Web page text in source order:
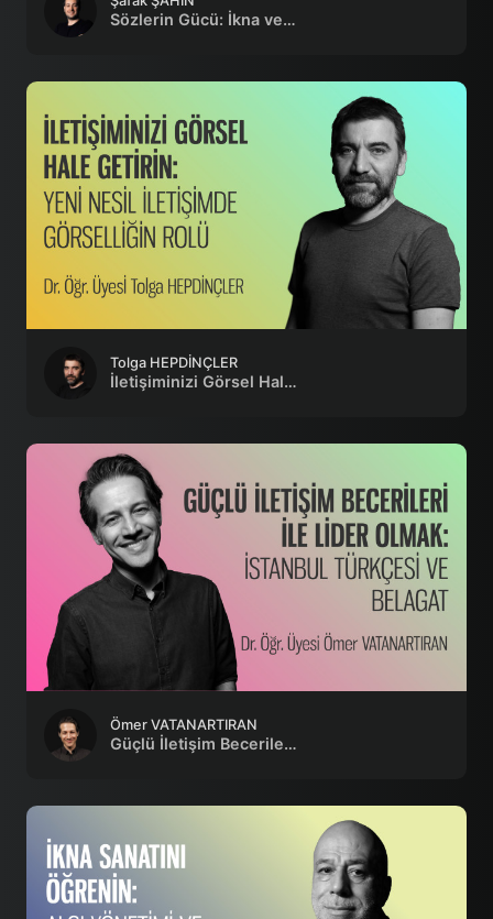
Sözlerin Gücü: İkna ve Etki Becerileri
Tolga HEPDİNÇLER
İletişiminizi Görsel Hale Getirin: Yeni Nesil İletişimde Görselliğin Rolü
Ömer VATANARTIRAN
Güçlü İletişim Becerileri ile Lider Olmak: İstanbul Türkçesi ve Belagat